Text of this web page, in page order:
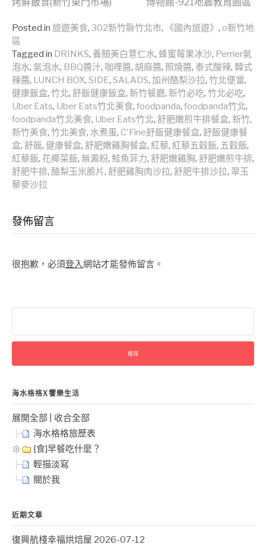
Reading
Posted in 旅遊美食, 302新竹縣竹北市, 《國內旅遊》 , o新竹地
區
Tagged in DRINKS, 養顏美白薏仁水, 蜂蜜莓果冰沙, Perrier氣
泡水, 氣泡水, BBQ醬汁, 咖哩醬, 胡麻醬, 照燒醬, 泰式酸辣, 韓式
辣醬, LUNCH BOX, SIDE, SALADS, 加州酪梨沙拉, 竹北便當,
健康飯盒, 竹北, 舒飯健康飯盒, 新竹餐廳, 新竹必吃, 竹北必吃,
Uber Eats, Uber Eats竹北美食, foodpanda, foodpanda竹北,
foodpanda竹北美食, Uber Eats竹北, 舒肥嫩煎牛排餐盒, 新竹,
新竹美食, 竹北美食, 水煮蛋, C'Fine舒飯健康餐盒, 舒飯健康餐
盒, 舒飯, 健康餐盒, 舒肥嫩雞胸餐盒, 紅藜, 紅藜五穀飯, 五穀飯,
紅藜飯, 花椰菜飯, 無澱粉, 鮭魚菲力, 舒肥嫩雞胸, 舒肥嫩煎牛排,
舒肥牛排, 酪梨玉米脆片, 舒肥雞胸肉沙拉, 舒肥牛排沙拉, 翠玉
藜麥沙拉
發佈留言
很抱歉，必須登入網站才能發佈留言。
關
字:
海水格格X饗樂生活
展開全部
收合全部
海水格格旅歷表
[食]早餐吃什麼？
輕描淡寫
關於我
近期文章
復興航棧幸福烘焙屋 2026-07-12